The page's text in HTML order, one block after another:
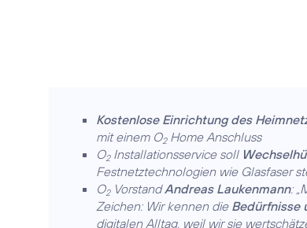
Kostenlose Einrichtung des
mit einem O2Home Anschluss
O2Installationsservice soll
Festnetztechnologien wie Glasfaser
O2VorstandAndreas Laukenmann:
Zeichen: Wir kennen die Bedürfnisse
digitalen Alltag, weil wir sie